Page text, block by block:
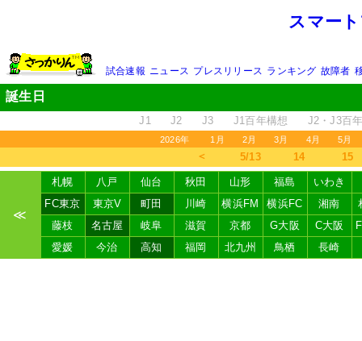
スマー
試合速報 ニュース プレスリリース ランキング 故障者
誕生日
J1 J2 J3 J1百年構想 J2・J3百
2026年 1月 2月 3月 4月 5月
＜ 5/13 14 15
≪
札幌 八戸 仙台 秋田 山形 福島
いわき
FC東京
東京V 町田 川崎 横浜FM 横浜FC 湘南
藤枝
名古屋 岐阜 滋賀 京都 G大阪 C大阪
愛媛
今治 高知 福岡 北九州 鳥栖 長崎